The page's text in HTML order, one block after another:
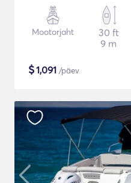
Mootorjaht
30 ft
9 m
$1,091 /päev